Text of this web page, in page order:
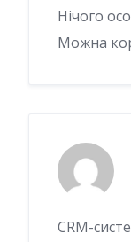
Нічого
Можна
CRM-